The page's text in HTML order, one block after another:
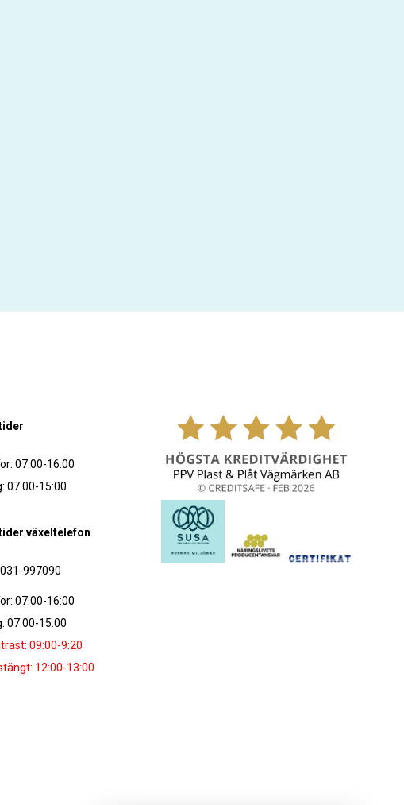
07:00-16:00
07:00-15:00
växeltelefon
997090
07:00-16:00
07:00-15:00
09:00-9:20
12:00-13:00